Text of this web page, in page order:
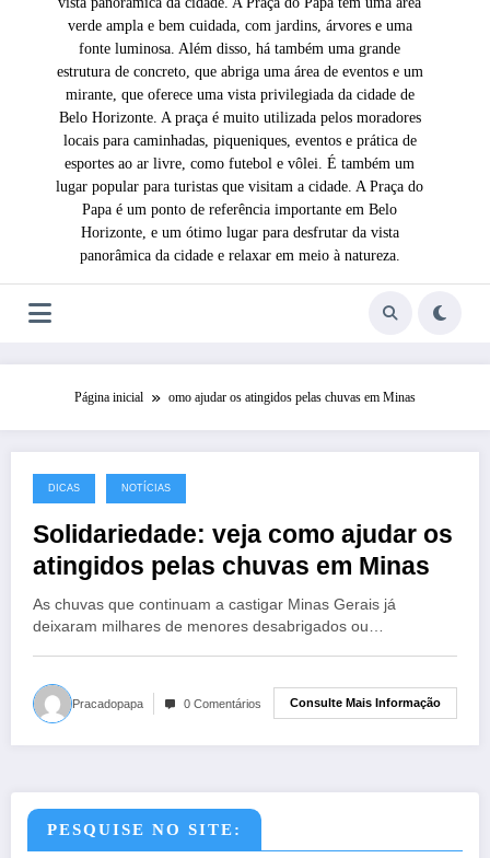
verde ampla e bem cuidada, com jardins, árvores e uma
fonte luminosa. Além disso, há também uma grande
estrutura de concreto, que abriga uma área de eventos e um
mirante, que oferece uma vista privilegiada da cidade de
Belo Horizonte. A praça é muito utilizada pelos moradores
locais para caminhadas, piqueniques, eventos e prática de
esportes ao ar livre, como futebol e vôlei. É também um
lugar popular para turistas que visitam a cidade. A Praça do
Papa é um ponto de referência importante em Belo
Horizonte, e um ótimo lugar para desfrutar da vista
panorâmica da cidade e relaxar em meio à natureza.
Página inicial omo ajudar os atingidos pelas chuvas em Minas
11 de janeiro de 2022
DICAS NOTÍCIAS
Solidariedade: veja como ajudar os
atingidos pelas chuvas em Minas
As chuvas que continuam a castigar Minas Gerais já
deixaram milhares de menores desabrigados ou…
Pracadopapa 0 Comentários Consulte Mais Informação
PESQUISE NO SITE: